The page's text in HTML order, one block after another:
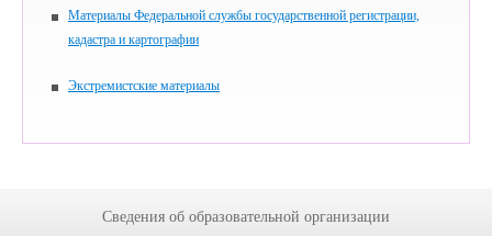
Материалы Федеральной службы государственной регистрации,
кадастра и картографии
Экстремистские материалы
Сведения об образовательной организации